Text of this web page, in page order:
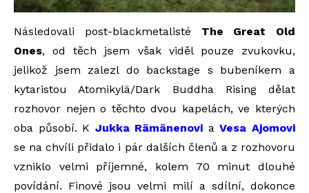
Následovali post-blackmetalisté The Great Old
Ones, od těch jsem však viděl pouze zvukovku,
jelikož jsem zalezl do backstage s bubeníkem a
kytaristou Atomikylä/Dark Buddha Rising dělat
rozhovor nejen o těchto dvou kapelách, ve kterých
oba působí. K Jukka Rämänenovi aVesa Ajomovi
se na chvíli přidalo i pár dalších členů a z rozhovoru
vzniklo velmi příjemné, kolem 70 minut dlouhé
povídání. Finové jsou velmi milí a sdílní, dokonce